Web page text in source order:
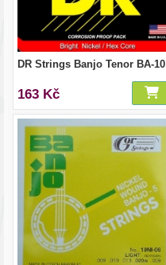
DR Strings Banjo Tenor BA-10
163 Kč